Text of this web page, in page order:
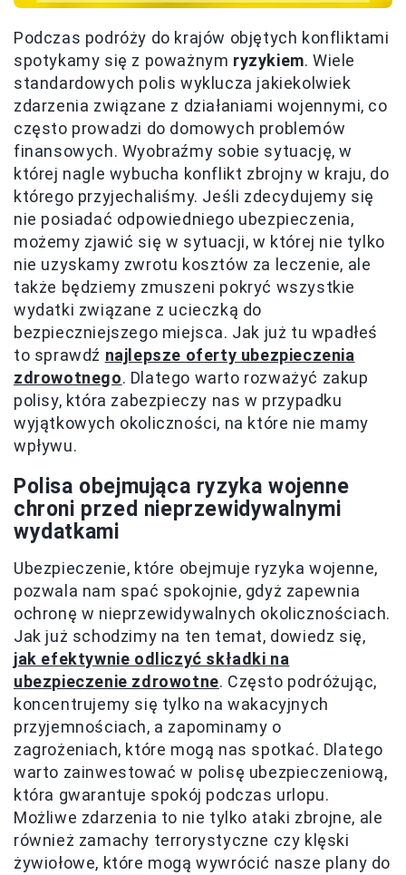
Podczas podróży do krajów objętych konfliktami
spotykamy się z poważnym ryzykiem. Wiele
standardowych polis wyklucza jakiekolwiek
zdarzenia związane z działaniami wojennymi, co
często prowadzi do domowych problemów
finansowych. Wyobraźmy sobie sytuację, w
której nagle wybucha konflikt zbrojny w kraju, do
którego przyjechaliśmy. Jeśli zdecydujemy się
nie posiadać odpowiedniego ubezpieczenia,
możemy zjawić się w sytuacji, w której nie tylko
nie uzyskamy zwrotu kosztów za leczenie, ale
także będziemy zmuszeni pokryć wszystkie
wydatki związane z ucieczką do
bezpieczniejszego miejsca. Jak już tu wpadłeś
to sprawdź najlepsze oferty ubezpieczenia
zdrowotnego. Dlatego warto rozważyć zakup
polisy, która zabezpieczy nas w przypadku
wyjątkowych okoliczności, na które nie mamy
wpływu.
Polisa obejmująca ryzyka wojenne
chroni przed nieprzewidywalnymi
wydatkami
Ubezpieczenie, które obejmuje ryzyka wojenne,
pozwala nam spać spokojnie, gdyż zapewnia
ochronę w nieprzewidywalnych okolicznościach.
Jak już schodzimy na ten temat, dowiedz się,
jak efektywnie odliczyć składki na
ubezpieczenie zdrowotne. Często podróżując,
koncentrujemy się tylko na wakacyjnych
przyjemnościach, a zapominamy o
zagrożeniach, które mogą nas spotkać. Dlatego
warto zainwestować w polisę ubezpieczeniową,
która gwarantuje spokój podczas urlopu.
Możliwe zdarzenia to nie tylko ataki zbrojne, ale
również zamachy terrorystyczne czy klęski
żywiołowe, które mogą wywrócić nasze plany do